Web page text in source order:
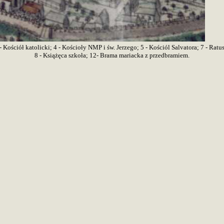
Kościół katolicki; 4 - Kościoły NMP i św. Jerzego; 5 - Kościól Salvatora; 7 -
8 - Książęca szkoła; 12- Brama mariacka z przedbramiem.